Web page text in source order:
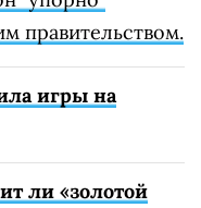
правительством.
игры на
ли «золотой